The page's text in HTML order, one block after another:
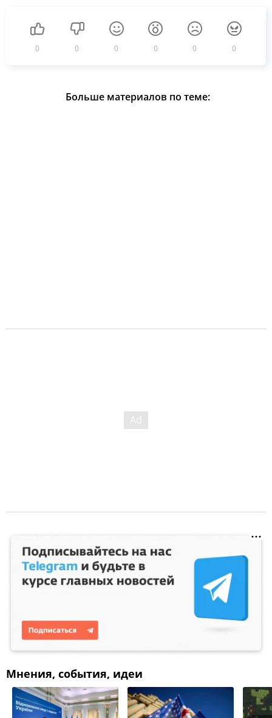
0 0 0 0 0 0
Больше материалов по теме:
Мнения, события, идеи